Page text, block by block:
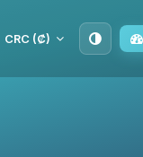
CRC (₡)